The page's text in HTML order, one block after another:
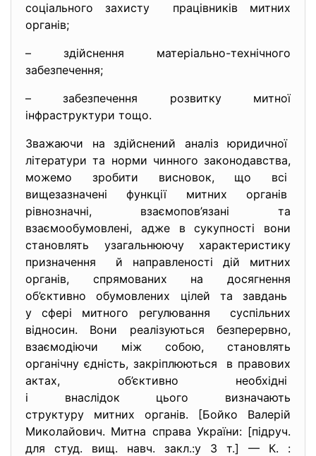
соціального захисту працівників митних
органів;
– здійснення матеріально-технічного
забезпечення;
– забезпечення розвитку митної
інфраструктури тощо.
Зважаючи на здійснений аналіз юридичної
літератури та норми чинного законодавства,
можемо зробити висновок, що всі
вищезазначені функції митних органів
рівнозначні, взаємопов’язані та
взаємообумовлені, адже в сукупності вони
становлять узагальнюючу характеристику
призначення й направленості дій митних
органів, спрямованих на досягнення
об’єктивно обумовлених цілей та завдань
у сфері митного регулювання суспільних
відносин. Вони реалізуються безперервно,
взаємодіючи між собою, становлять
органічну єдність, закріплюються в правових
актах, об’єктивно необхідні
і внаслідок цього визначають
структуру митних органів. [Бойко Валерій
Миколайович. Митна справа України: [підруч.
для студ. вищ. навч. закл.:у 3 т.] — К. :